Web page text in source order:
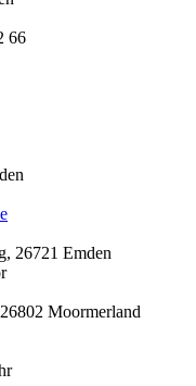
66
26721 Emden
Moormerland